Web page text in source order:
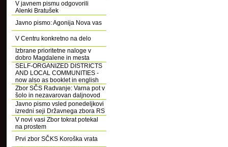
V javnem pismu odgovorili
Alenki Bratušek
Javno pismo: Agonija Nova vas
V Centru konkretno na delo
Izbrane prioritetne naloge v
dobro Magdalene in mesta
SELF-ORGANIZED DISTRICTS
AND LOCAL COMMUNITIES -
now also as booklet in english
Zbor SČS Radvanje: Varna pot v
šolo in nezavarovan daljnovod
Javno pismo vsled ponedeljkovi
izredni seji Državnega zbora RS
V novi vasi Zbor tokrat potekal
na prostem
Prvi zbor SČKS Koroška vrata